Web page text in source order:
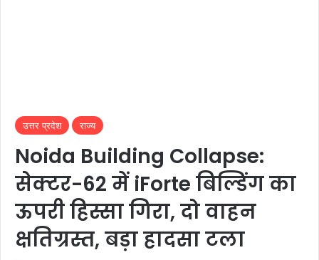
उत्तर प्रदेश राज्य
Noida Building Collapse:
सेक्टर-62 में iForte बिल्डिंग का
ऊपरी हिस्सा गिरा, दो वाहन
क्षतिग्रस्त, बड़ा हादसा टला